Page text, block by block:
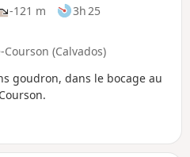
-121 m
3h 25
(Calvados)
goudron, dans le bocage au